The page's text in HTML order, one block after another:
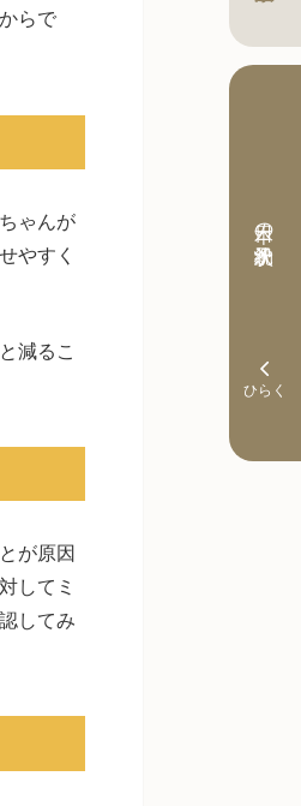
本日の予約状況
らで
ゃんが
やすく
減るこ
が原因
してミ
してみ